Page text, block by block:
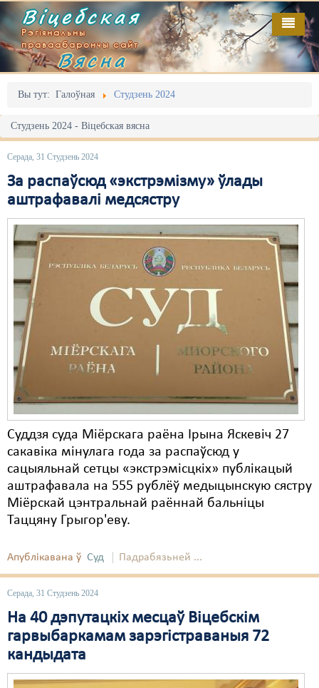
Віцебская
Рэгіянальны
праваабарончы сайт
Вясна
Вы тут: Галоўная Студзень 2024
Студзень 2024 - Віцебская вясна
Серада, 31 Студзень 2024
За распаўсюд «экстрэмізму» ўлады
аштрафавалі медсястру
Суддзя суда Міёрскага раёна Ірына Яскевіч 27
сакавіка мінулага года за распаўсюд у
сацыяльнай сетцы «экстрэмісцкіх» публікацый
аштрафавала на 555 рублёў медыцынскую сястру
Міёрскай цэнтральнай раённай бальніцы
Таццяну Грыгор'еву.
Апублікавана ў Суд Падрабязьней ...
Серада, 31 Студзень 2024
На 40 дэпутацкіх месцаў Віцебскім
гарвыбаркамам зарэгістраваныя 72
кандыдата
Галоўная
Адміністрацыйны перасьлед
Акцыі
Выбары
Грамадзянскія ініцыятывы
Дзяржава
Дыскрымінацыя
Затрыманьні
Карная псыхіятрыя
КПЧ ААН
Культурныя правы
ЛПП
Мігранты
Мірныя сходы
Палітвязьні
Праваабаронцы
Пэнітэнцыярная сыстэма
Рознае
Свабода слова
Выданьні
Відэа
Пра нас
RSS